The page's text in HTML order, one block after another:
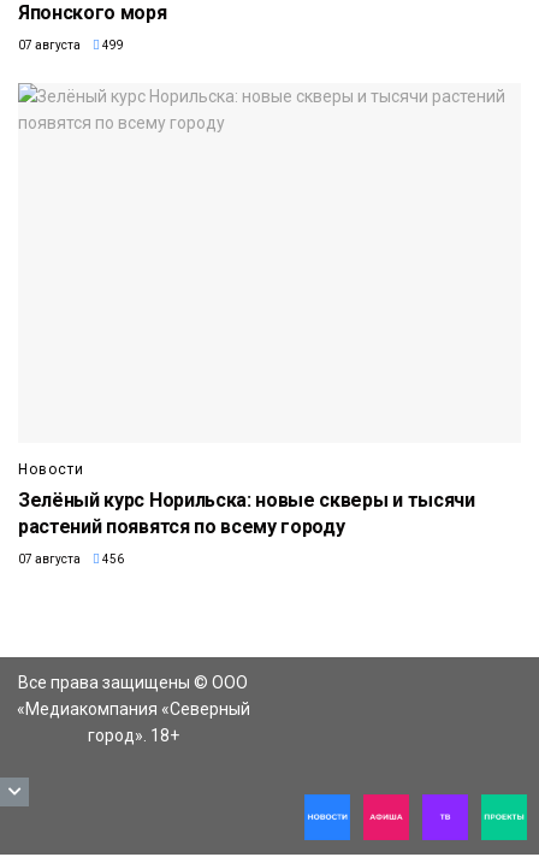
Японского моря
07 августа 499
Новости
Зелёный курс Норильска: новые скверы и тысячи
растений появятся по всему городу
07 августа 456
Все права защищены © ООО
«Медиакомпания «Северный
город». 18+